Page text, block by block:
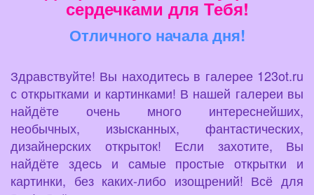
сердечками для Тебя!
Отличного начала дня!
Здравствуйте! Вы находитесь в галерее 123ot.ru
с открытками и картинками! В нашей галереи вы
найдёте очень много интереснейших,
необычных, изысканных, фантастических,
дизайнерских открыток! Если захотите, Вы
найдёте здесь и самые простые открытки и
картинки, без каких-либо изощрений! Всё для